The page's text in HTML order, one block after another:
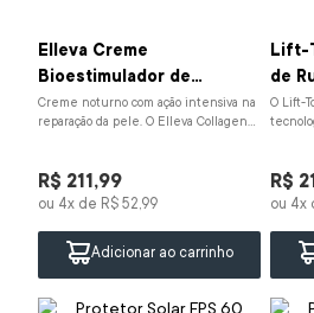
Elleva Creme
Bioestimulador de
Colágeno | 40mL
Creme noturno com ação intensiva na
reparação da pele. O Elleva Collagen
R$ 211 ,99
ou 4x de R$ 52,99
Adicionar ao carrinho
Lift-
de
O Lift-
R$
ou 4x